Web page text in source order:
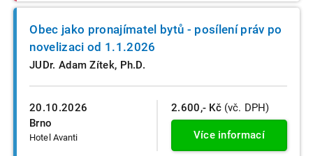
20.10.2026
Brno
Hotel Avanti
Obec jako pronajímatel bytů - posílení práv po
novelizaci od 1.1.2026
JUDr. Adam Zítek, Ph.D.
2.600,- Kč (vč. DPH)
Více informací